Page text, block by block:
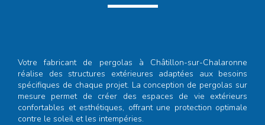
Votre fabricant de pergolas à Châtillon-sur-Chalaronne
réalise des structures extérieures adaptées aux besoins
spécifiques de chaque projet. La conception de pergolas sur
mesure permet de créer des espaces de vie extérieurs
confortables et esthétiques, offrant une protection optimale
contre le soleil et les intempéries.